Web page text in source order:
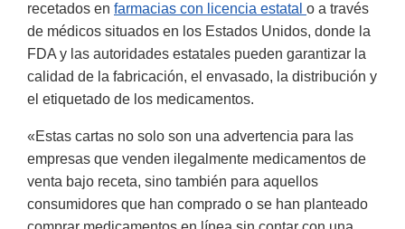
recetados en farmacias con licencia estatal o a través
de médicos situados en los Estados Unidos, donde la
FDA y las autoridades estatales pueden garantizar la
calidad de la fabricación, el envasado, la distribución y
el etiquetado de los medicamentos.
«Estas cartas no solo son una advertencia para las
empresas que venden ilegalmente medicamentos de
venta bajo receta, sino también para aquellos
consumidores que han comprado o se han planteado